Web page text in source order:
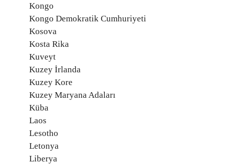
Kongo
Kongo Demokratik Cumhuriyeti
Kosova
Kosta Rika
Kuveyt
Kuzey İrlanda
Kuzey Kore
Kuzey Maryana Adaları
Küba
Laos
Lesotho
Letonya
Liberya